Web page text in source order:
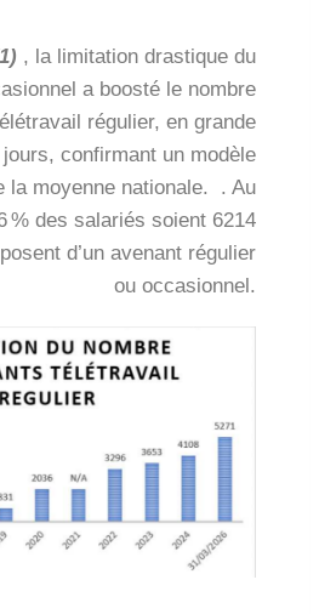
, la limitation drastique du
a boosté le nombre
régulier, en grande
confirmant un modèle
la moyenne nationale. . Au
% des salariés soient 6214
d’un avenant régulier
ou occasionnel.